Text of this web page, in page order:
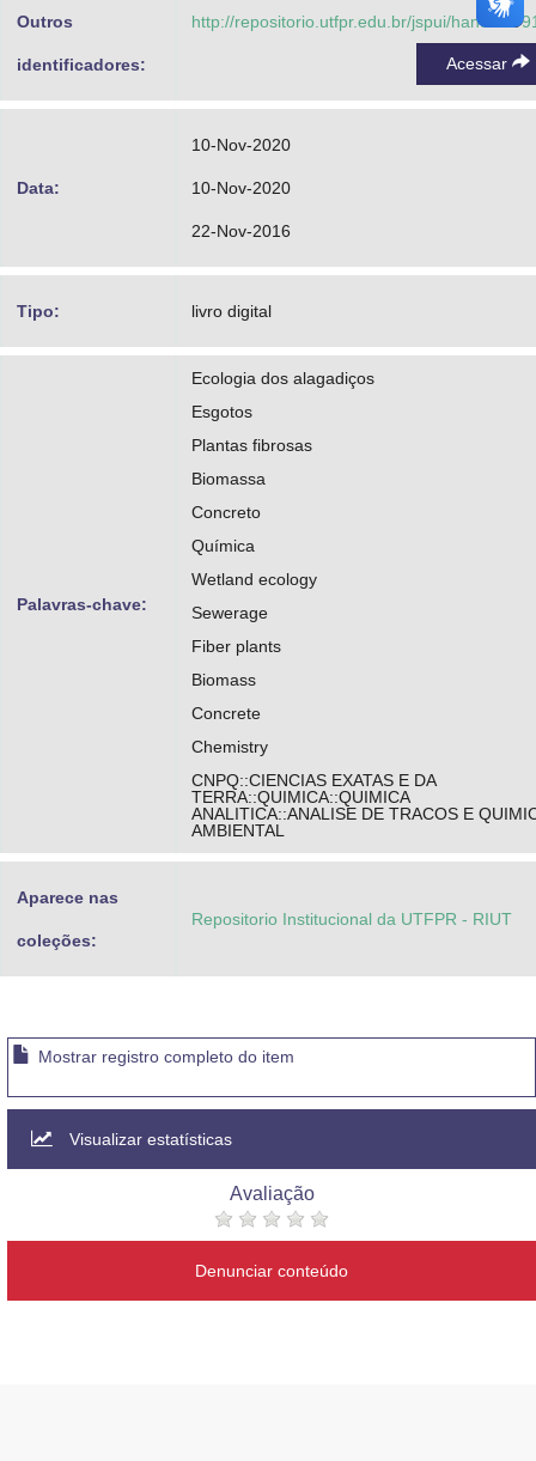
Outros
identificadores:
http://repositorio.utfpr.edu.br/jspui/handle/1/
Acessar
Data:
10-Nov-2020
10-Nov-2020
22-Nov-2016
Tipo: livro digital
Palavras-chave:
Ecologia dos alagadiços
Esgotos
Plantas fibrosas
Biomassa
Concreto
Química
Wetland ecology
Sewerage
Fiber plants
Biomass
Concrete
Chemistry
CNPQ::CIENCIAS EXATAS E DA
TERRA::QUIMICA::QUIMICA
ANALITICA::ANALISE DE TRACOS E
AMBIENTAL
Aparece nas
coleções:
Repositorio Institucional da UTFPR - RIUT
Mostrar registro completo do item
Visualizar estatísticas
Avaliação
Denunciar conteúdo